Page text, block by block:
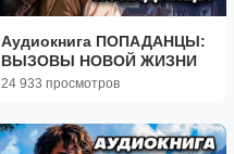
Аудиокнига ПОПАДАНЦЫ:
ВЫЗОВЫ НОВОЙ ЖИЗНИ
24 933 просмотров